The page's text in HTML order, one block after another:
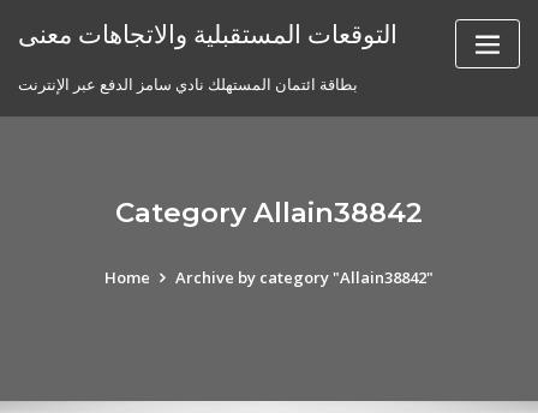
التوقعات المستقبلية والاتجاهات معنى
بطاقة ائتمان المستهلك نادي سامز الدفع عبر الإنترنت
Category Allain38842
Home Archive by category "Allain38842"